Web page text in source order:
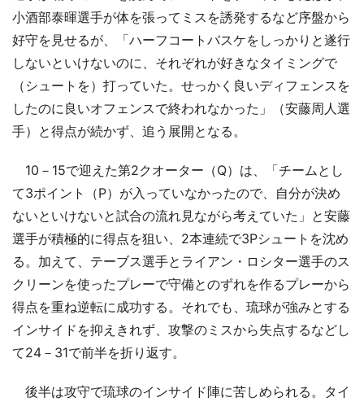
小酒部泰暉選手が体を張ってミスを誘発するなど序盤から
好守を見せるが、「ハーフコートバスケをしっかりと遂行
しないといけないのに、それぞれが好きなタイミングで
（シュートを）打っていた。せっかく良いディフェンスを
したのに良いオフェンスで終われなかった」（安藤周人選
手）と得点が続かず、追う展開となる。
10－15で迎えた第2クオーター（Q）は、「チームとし
て3ポイント（P）が入っていなかったので、自分が決め
ないといけないと試合の流れ見ながら考えていた」と安藤
選手が積極的に得点を狙い、2本連続で3Pシュートを沈め
る。加えて、テーブス選手とライアン・ロシター選手のス
クリーンを使ったプレーで守備とのずれを作るプレーから
得点を重ね逆転に成功する。それでも、琉球が強みとする
インサイドを抑えきれず、攻撃のミスから失点するなどし
て24－31で前半を折り返す。
後半は攻守で琉球のインサイド陣に苦しめられる。タイ